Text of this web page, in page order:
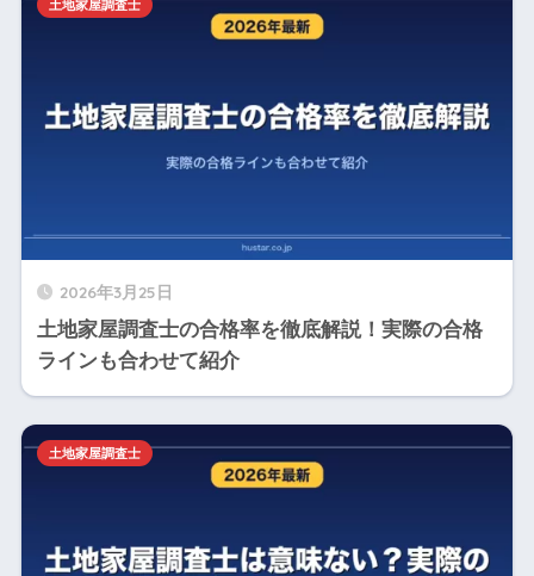
2026年3月25日
土地家屋調査士の合格率を徹底解説！実際の合格
ラインも合わせて紹介
土地家屋調査士
土地家屋調査士